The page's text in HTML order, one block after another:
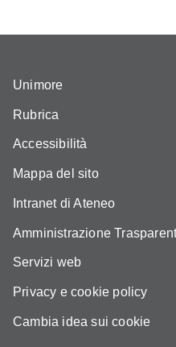
Unimore
Rubrica
Accessibilità
Mappa del sito
Intranet di Ateneo
Amministrazione
Servizi web
Privacy e cookie policy
Cambia idea sui cookie